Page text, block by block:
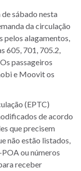
sábado nesta
da circulação
pelos alagamentos,
605, 701, 705.2,
passageiros
e Moovit os
(EPTC)
de acordo
que precisem
não estão listados,
ou números
receber